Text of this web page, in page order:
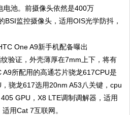
电池。前摄像头依然是400万
BSI监控摄像头，适用OIS光学防抖，
验证，外壳薄厚在7mm上下，将有
所配用的高通芯片骁龙617CPU是
骁龙617选用20nm A53八关键，cpu
GPU，X8 LTE调制调解器，适用
用Cat 7互联网。